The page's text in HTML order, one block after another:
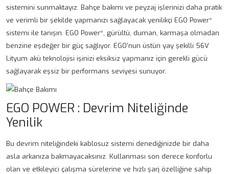
sistemini sunmaktayız. Bahçe bakımı ve peyzaj işlerinizi daha pratik
ve verimli bir şekilde yapmanızı sağlayacak yenilikçi EGO Power*
sistemi ile tanışın. EGO Power*, gürültü, duman, karmaşa olmadan
benzine eşdeğer bir güç sağlıyor. EGO'nun üstün yay şekilli 56V
Lityum akü teknolojisi işinizi eksiksiz yapmanız için gerekli gücü
sağlayarak eşsiz bir performans seviyesi sunuyor.
EGO POWER : Devrim Niteliğinde
Yenilik
Bu devrim niteliğindeki kablosuz sistemi denediğinizde bir daha
asla arkanıza bakmayacaksınız. Kullanması son derece konforlu
olan ve etkileyici çalışma sürelerine ve hızlı şarj özelliğine sahip